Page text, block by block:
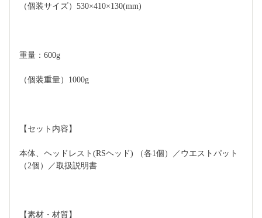
（個装サイズ）530×410×130(mm)
重量：600g
（個装重量）1000g
【セット内容】
本体、ヘッドレスト(RSヘッド) （各1個）／ウエストパット
（2個）／取扱説明書
【素材・材質】